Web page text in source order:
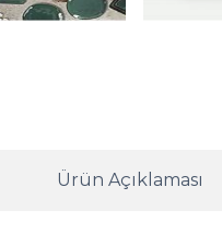
Ürün Açıklaması